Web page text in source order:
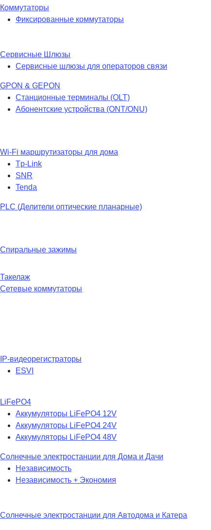
Коммутаторы
Фиксированные коммутаторы
Сервисные Шлюзы
Сервисные шлюзы для операторов связи
GPON & GEPON
Станционные терминалы (OLT)
Абонентские устройства (ONT/ONU)
Wi-Fi маршрутизаторы для дома
Tp-Link
SNR
Tenda
PLC (Делители оптические планарные)
Спиральные зажимы
Такелаж
Сетевые коммутаторы
IP-видеорегистраторы
ESVI
LiFePO4
Аккумуляторы LiFePO4 12V
Аккумуляторы LiFePO4 24V
Аккумуляторы LiFePO4 48V
Солнечные электростанции для Дома и Дачи
Независимость
Независимость + Экономия
Солнечные электростанции для Автодома и Катера